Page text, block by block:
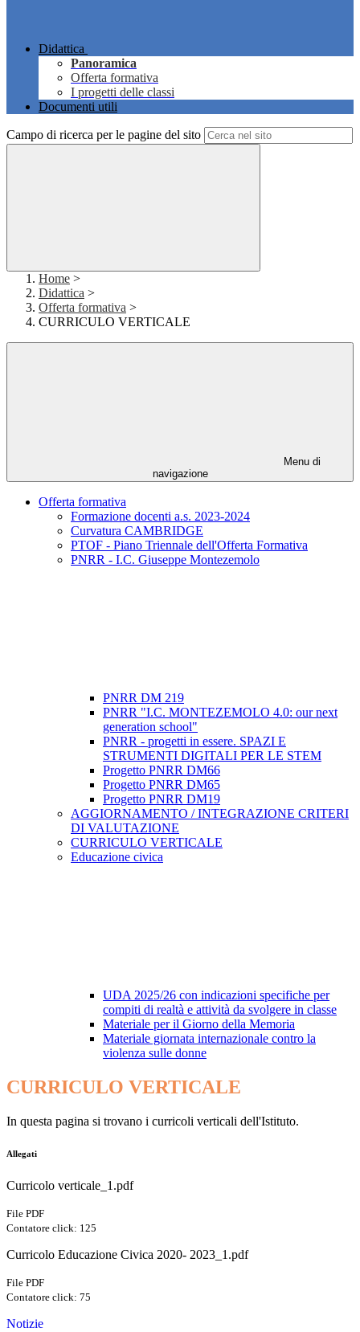
Didattica
Panoramica
Offerta formativa
I progetti delle classi
Documenti utili
Campo di ricerca per le pagine del sito
Home >
Didattica >
Offerta formativa >
CURRICULO VERTICALE
Menu di
navigazione
Offerta formativa
Formazione docenti a.s. 2023-2024
Curvatura CAMBRIDGE
PTOF - Piano Triennale dell'Offerta Formativa
PNRR - I.C. Giuseppe Montezemolo
PNRR DM 219
PNRR "I.C. MONTEZEMOLO 4.0: our next
generation school"
PNRR - progetti in essere. SPAZI E
STRUMENTI DIGITALI PER LE STEM
Progetto PNRR DM66
Progetto PNRR DM65
Progetto PNRR DM19
AGGIORNAMENTO / INTEGRAZIONE CRITERI
DI VALUTAZIONE
CURRICULO VERTICALE
Educazione civica
UDA 2025/26 con indicazioni specifiche per
compiti di realtà e attività da svolgere in classe
Materiale per il Giorno della Memoria
Materiale giornata internazionale contro la
violenza sulle donne
CURRICULO VERTICALE
In questa pagina si trovano i curricoli verticali dell'Istituto.
Allegati
Curricolo verticale_1.pdf
File PDF
Contatore click: 125
Curricolo Educazione Civica 2020- 2023_1.pdf
File PDF
Contatore click: 75
Notizie